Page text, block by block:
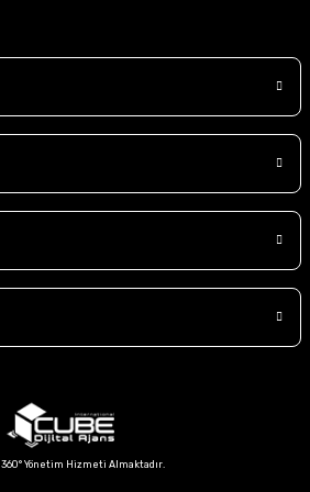
Yönetim Hizmeti Almaktadır.